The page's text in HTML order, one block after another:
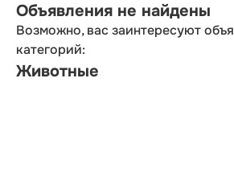
Объявления не найдены
Возможно, вас заинтересуют
категорий:
Животные